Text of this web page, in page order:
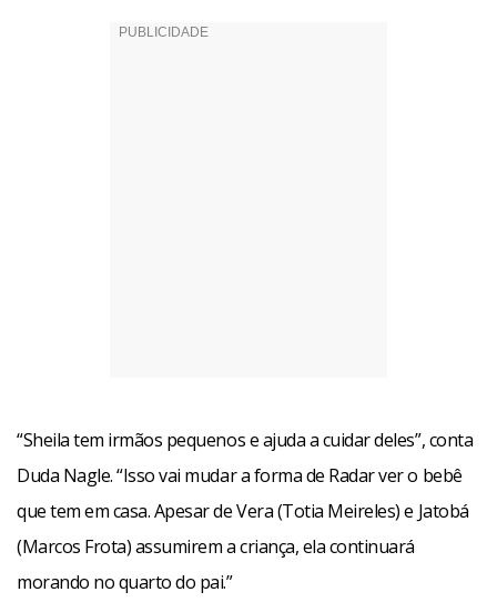
“Sheila tem irmãos pequenos e ajuda a cuidar deles”, conta
Duda Nagle. “Isso vai mudar a forma de Radar ver o bebê
que tem em casa. Apesar de Vera (Totia Meireles) e Jatobá
(Marcos Frota) assumirem a criança, ela continuará
morando no quarto do pai.”